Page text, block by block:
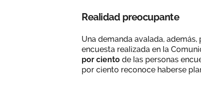
Realidad preocupante
Una demanda avalada,
encuesta realizada en la
por ciento de las personas
por ciento reconoce haberse